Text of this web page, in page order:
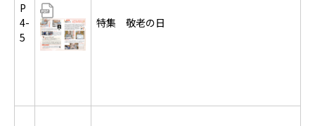
P
4-
5
特集 敬老の日